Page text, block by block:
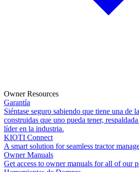
Owner Resources
Garantía
Siéntase seguro sabiendo que tiene una de
construidas que uno pueda tener,
líder en la industria.
KIOTI Connect
A smart solution for seamless tractor
Owner Manuals
Get access to owner manuals for all of our